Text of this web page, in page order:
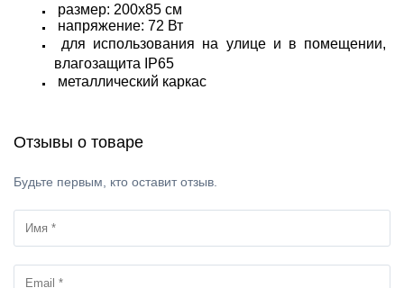
размер: 200х85 см
напряжение: 72 Вт
для использования на улице и в помещении,
влагозащита IP65
металлический каркас
Отзывы о товаре
Будьте первым, кто оставит отзыв.